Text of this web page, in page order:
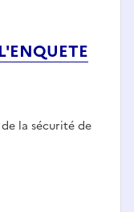
la sécurité de